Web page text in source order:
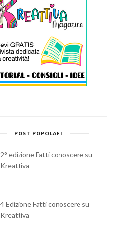
POST POPOLARI
2° edizione Fatti conoscere su
Kreattiva
4 Edizione Fatti conoscere su
Kreattiva